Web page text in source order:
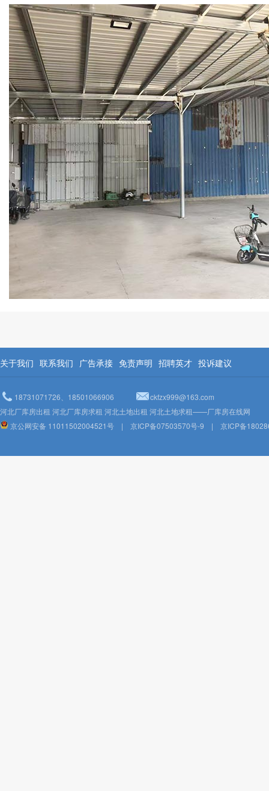
关于我们 联系我们 广告承接 免责声明 招聘英才 投诉建议
18731071726、18501066906
ckfzx999@163.com
河北厂库房出租 河北厂库房求租 河北土地出租 河北土地求租——厂库房在线网
京公网安备 11011502004521号 | 京ICP备07503570号-9 | 京ICP备